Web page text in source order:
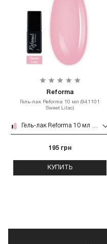
Reforma
Гель-лак Reforma 10 мл (941101
Sweet Lilac)
Гель-лак Reforma 10 мл (941101 Sweet Lilac)
195 грн
КУПИТЬ